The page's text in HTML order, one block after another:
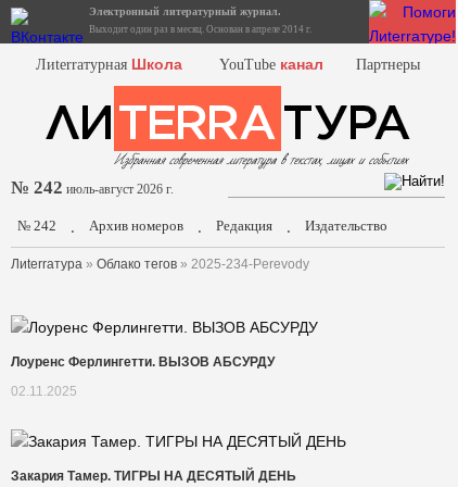
Электронный литературный журнал.
Выходит один раз в месяц. Основан в апреле 2014 г.
Лиterraтурная Школа YouTube канал Партнеры
№ 242 июль-август 2026 г.
№ 242 . Архив номеров . Редакция . Издательство
Лиterraтура » Облако тегов » 2025-234-Perevody
Лоуренс Ферлингетти. ВЫЗОВ АБСУРДУ
02.11.2025
Закария Тамер. ТИГРЫ НА ДЕСЯТЫЙ ДЕНЬ